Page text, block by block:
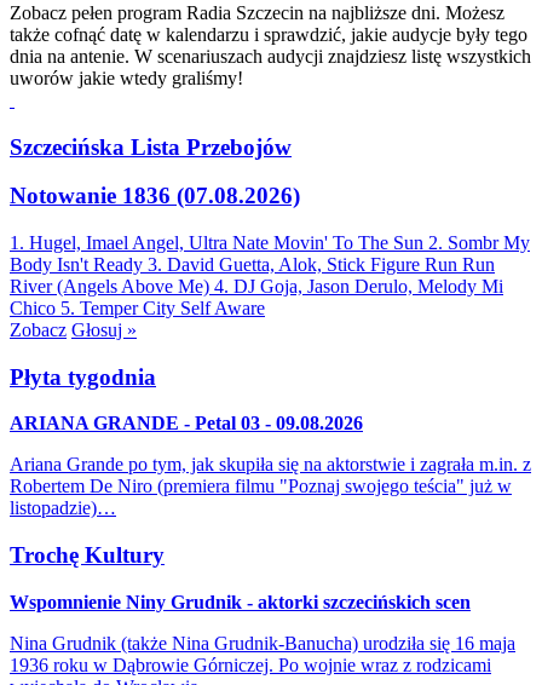
Zobacz pełen program Radia Szczecin na najbliższe dni. Możesz
także cofnąć datę w kalendarzu i sprawdzić, jakie audycje były tego
dnia na antenie. W scenariuszach audycji znajdziesz listę wszystkich
uworów jakie wtedy graliśmy!
Szczecińska Lista Przebojów
Notowanie 1836 (07.08.2026)
1. Hugel, Imael Angel, Ultra Nate Movin' To The Sun 2. Sombr My
Body Isn't Ready 3. David Guetta, Alok, Stick Figure Run Run
River (Angels Above Me) 4. DJ Goja, Jason Derulo, Melody Mi
Chico 5. Temper City Self Aware
Zobacz Głosuj »
Płyta tygodnia
ARIANA GRANDE - Petal 03 - 09.08.2026
Ariana Grande po tym, jak skupiła się na aktorstwie i zagrała m.in. z
Robertem De Niro (premiera filmu "Poznaj swojego teścia" już w
listopadzie)…
Trochę Kultury
Wspomnienie Niny Grudnik - aktorki szczecińskich scen
Nina Grudnik (także Nina Grudnik-Banucha) urodziła się 16 maja
1936 roku w Dąbrowie Górniczej. Po wojnie wraz z rodzicami